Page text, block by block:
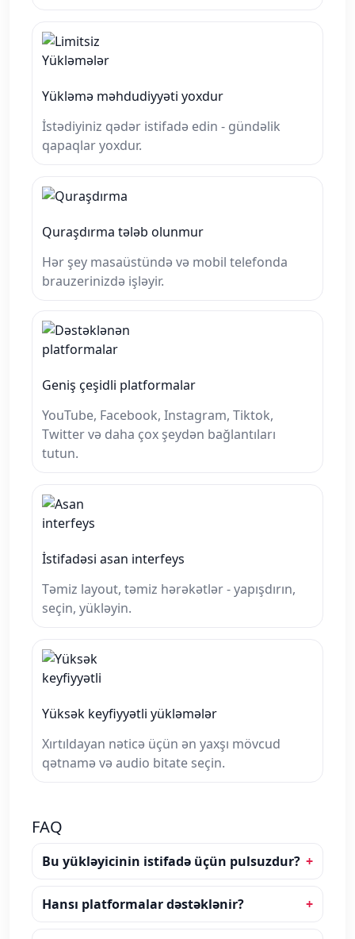
Yükləmə məhdudiyyəti yoxdur
İstədiyiniz qədər istifadə edin - gündəlik
qapaqlar yoxdur.
Quraşdırma tələb olunmur
Hər şey masaüstündə və mobil telefonda
brauzerinizdə işləyir.
Geniş çeşidli platformalar
YouTube, Facebook, Instagram, Tiktok,
Twitter və daha çox şeydən bağlantıları
tutun.
İstifadəsi asan interfeys
Təmiz layout, təmiz hərəkətlər - yapışdırın,
seçin, yükləyin.
Yüksək keyfiyyətli yükləmələr
Xırtıldayan nəticə üçün ən yaxşı mövcud
qətnamə və audio bitate seçin.
FAQ
Bu yükləyicinin istifadə üçün pulsuzdur?
Hansı platformalar dəstəklənir?